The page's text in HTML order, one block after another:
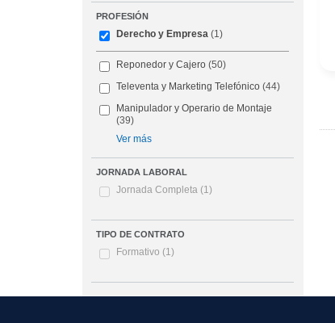
PROFESIÓN
Derecho y Empresa (1)
Reponedor y Cajero (50)
Televenta y Marketing Telefónico (44)
Manipulador y Operario de Montaje
(39)
Ver más
JORNADA LABORAL
Jornada Completa (1)
TIPO DE CONTRATO
Formativo (1)